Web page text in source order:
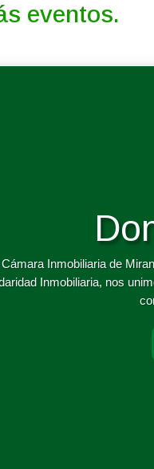
eventos.
Cámara Inmobiliaria de
Inmobiliaria, nos